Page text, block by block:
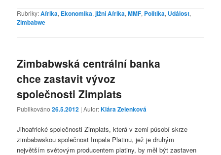
Rubriky:Afrika, Ekonomika,jižní Afrika,MMF, Politika, Událost,
Zimbabwe
Zimbabwská centrální banka
chce zastavit vývoz
společnosti Zimplats
Publikováno26.5.2012 | Autor:Klára Zelenková
Jihoafrické společnosti Zimplats, která v zemi působí skrze
zimbabwskou společnost Impala Platinu, jež je druhým
největším světovým producentem platiny, by měl být zastaven